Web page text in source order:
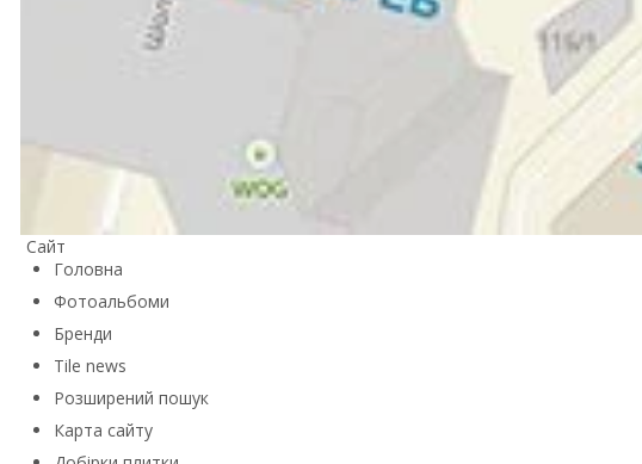
Сайт
Головна
Фотоальбоми
Бренди
Tile news
Розширений пошук
Карта сайту